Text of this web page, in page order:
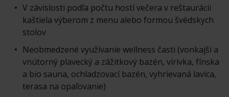
V závislosti podľa počtu hostí večera v reštaurácii
kaštiela výberom z menu alebo formou švédskych
stolov
Neobmedzené využívanie wellness časti (vonkajší a
vnútorný plavecký a zážitkový bazén, vírivka, fínska
a bio sauna, ochladzovací bazén, vyhrievaná lavica,
terasa na opaľovanie)